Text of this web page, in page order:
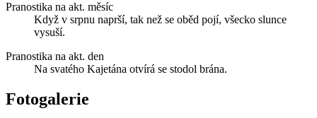
Pranostika na akt. měsíc
Když v srpnu naprší, tak než se oběd pojí, všecko slunce
vysuší.
Pranostika na akt. den
Na svatého Kajetána otvírá se stodol brána.
Fotogalerie